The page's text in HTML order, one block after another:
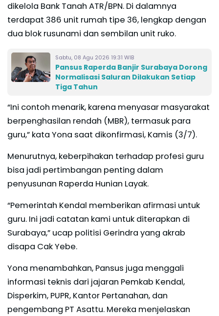
dikelola Bank Tanah ATR/BPN. Di dalamnya
terdapat 386 unit rumah tipe 36, lengkap dengan
dua blok rusunami dan sembilan unit ruko.
Sabtu, 08 Agu 2026 19:31 WIB
Pansus Raperda Banjir Surabaya Dorong
Normalisasi Saluran Dilakukan Setiap
Tiga Tahun
“Ini contoh menarik, karena menyasar masyarakat
berpenghasilan rendah (MBR), termasuk para
guru,” kata Yona saat dikonfirmasi, Kamis (3/7).
Menurutnya, keberpihakan terhadap profesi guru
bisa jadi pertimbangan penting dalam
penyusunan Raperda Hunian Layak.
“Pemerintah Kendal memberikan afirmasi untuk
guru. Ini jadi catatan kami untuk diterapkan di
Surabaya,” ucap politisi Gerindra yang akrab
disapa Cak Yebe.
Yona menambahkan, Pansus juga menggali
informasi teknis dari jajaran Pemkab Kendal,
Disperkim, PUPR, Kantor Pertanahan, dan
pengembang PT Asattu. Mereka menjelaskan